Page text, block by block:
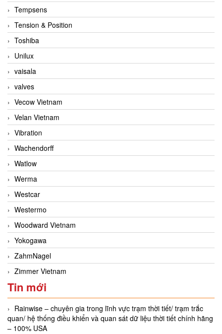
Tempsens
Tension & Position
Toshiba
Unilux
vaisala
valves
Vecow Vietnam
Velan Vietnam
Vibration
Wachendorff
Watlow
Werma
Westcar
Westermo
Woodward Vietnam
Yokogawa
ZahmNagel
Zimmer Vietnam
Tin mới
Rainwise – chuyên gia trong lĩnh vực trạm thời tiết/ trạm trắc
quan/ hệ thống điều khiển và quan sát dữ liệu thời tiết chính hãng
– 100% USA